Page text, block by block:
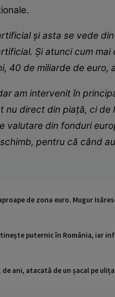
şi asta se vede
Şi atunci cum
40 de miliarde de euro,
am intervenit în
nu direct din piaţă, ci
valutare din fonduri
pentru că când
de zona euro. Mugur
puternic în România, iar
de ani, atacată de un șacal pe